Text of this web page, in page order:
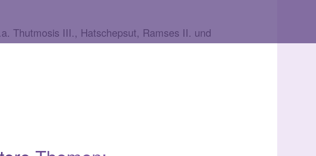
Thutmosis III., Hatschepsut, Ramses II. und